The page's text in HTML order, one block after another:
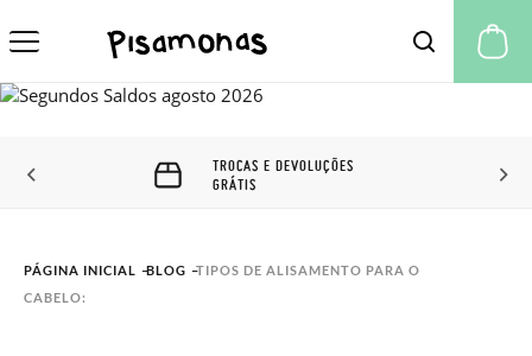
TROCAS E DEVOLUÇÕES
GRÁTIS
PÁGINA INICIAL BLOG
TIPOS DE ALISAMENTO PARA O
CABELO: